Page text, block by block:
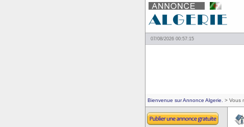
07/08/2026 00:57:15
Bienvenue sur Annonce Algerie. > Vous